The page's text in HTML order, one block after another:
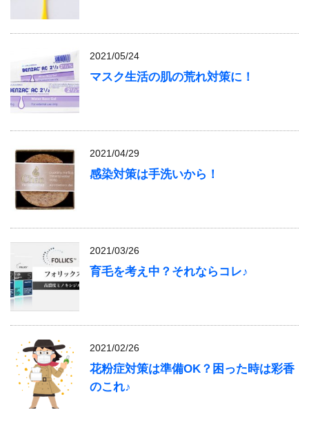
2021/05/24
マスク生活の肌の荒れ対策に！
2021/04/29
感染対策は手洗いから！
2021/03/26
育毛を考え中？それならコレ♪
2021/02/26
花粉症対策は準備OK？困った時は彩香
のこれ♪